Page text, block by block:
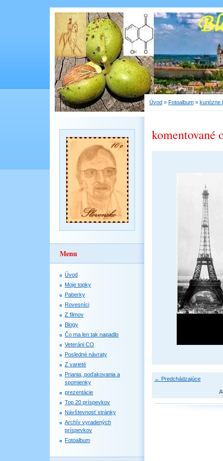
Menu
Úvod
Moje topky
Paberky
Rovesníci
Z filmov
Blogy
Čo ma len tak napadlo
Veteráni CO
Posledné návraty
Z varieté
Priania, poďakovania a
spomienky
prezentácie
Top 20 príspevkov
Návštevnosť stránky
Archív vyradených
príspevkov
Fotoalbum
Úvod » Fotoalbum » kuriózne
komentované
← Predchádzajúce